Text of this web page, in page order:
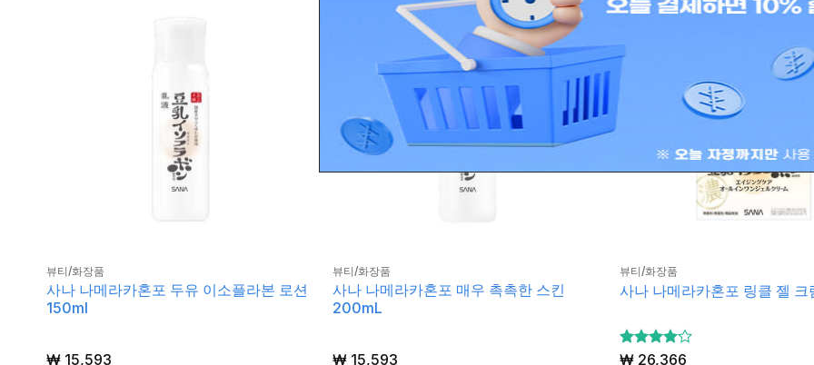
뷰티/화장품
사나 나메라카혼포 두유 이소플라본 로션
150ml
₩15,593
뷰티/화장품
사나 나메라카혼포 매우 촉촉한 스킨
200mL
₩ 15,593
뷰티/화장품
사나 나메라카혼포 링클 젤
5 중에서
₩26,366